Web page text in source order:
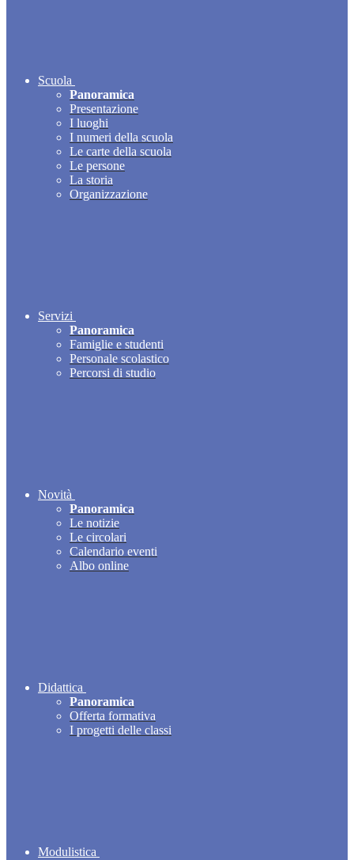
Scuola
Panoramica
Presentazione
I luoghi
I numeri della scuola
Le carte della scuola
Le persone
La storia
Organizzazione
Servizi
Panoramica
Famiglie e studenti
Personale scolastico
Percorsi di studio
Novità
Panoramica
Le notizie
Le circolari
Calendario eventi
Albo online
Didattica
Panoramica
Offerta formativa
I progetti delle classi
Modulistica